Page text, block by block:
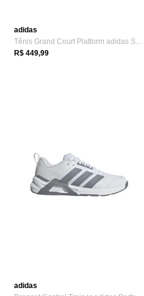
adidas
Tênis Grand Court Platform adidas Sports...
R$ 449,99
adidas